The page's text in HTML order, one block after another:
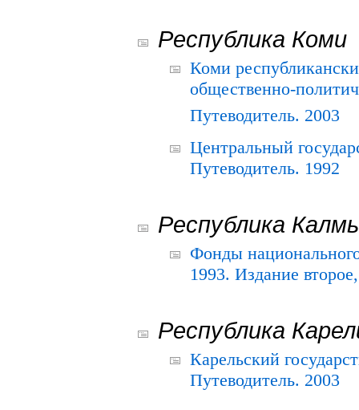
Республика Коми
Коми
общественно-
Путеводитель. 2003
Центральный
Путеводитель. 1992
Республика
Фонды
1993. Издание
Республика
Карельский
Путеводитель. 2003